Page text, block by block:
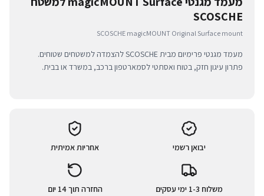
SCOSCHE
SCOSCHE magicMOUNT Original Surface mount
מעמד מגנטי פרימיום מבית SCOSCHE להצמדה למשטחים שטוחים.
פתרון עיגון חזק, בטוח ואסתטי לסמארטפון ברכב, במשרד או בבית.
יבואן רשמי אחריות אמיתית
משלוח 1-3 ימי עסקים החזרה תוך 14 יום